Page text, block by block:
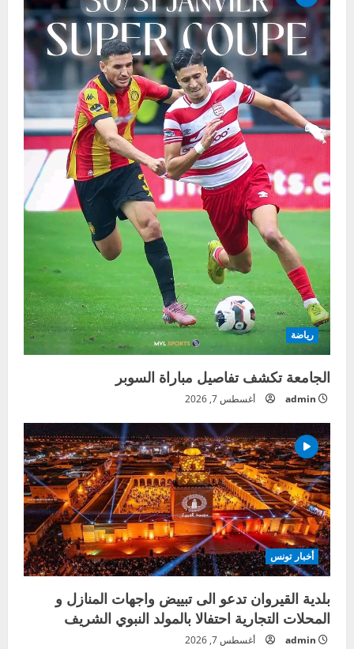
رياضة
الجامعة تكشف تفاصيل مباراة السوبر
admin أغسطس 7, 2026
أخبار تونس
بلدية القيروان تدعو الى تبييض واجهات المنازل و
المحلات التجارية احتفالا بالمولد النبوي الشريف
admin أغسطس 7, 2026